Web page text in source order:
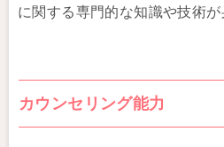
に関する専門的な知識や技術が
カウンセリング能力